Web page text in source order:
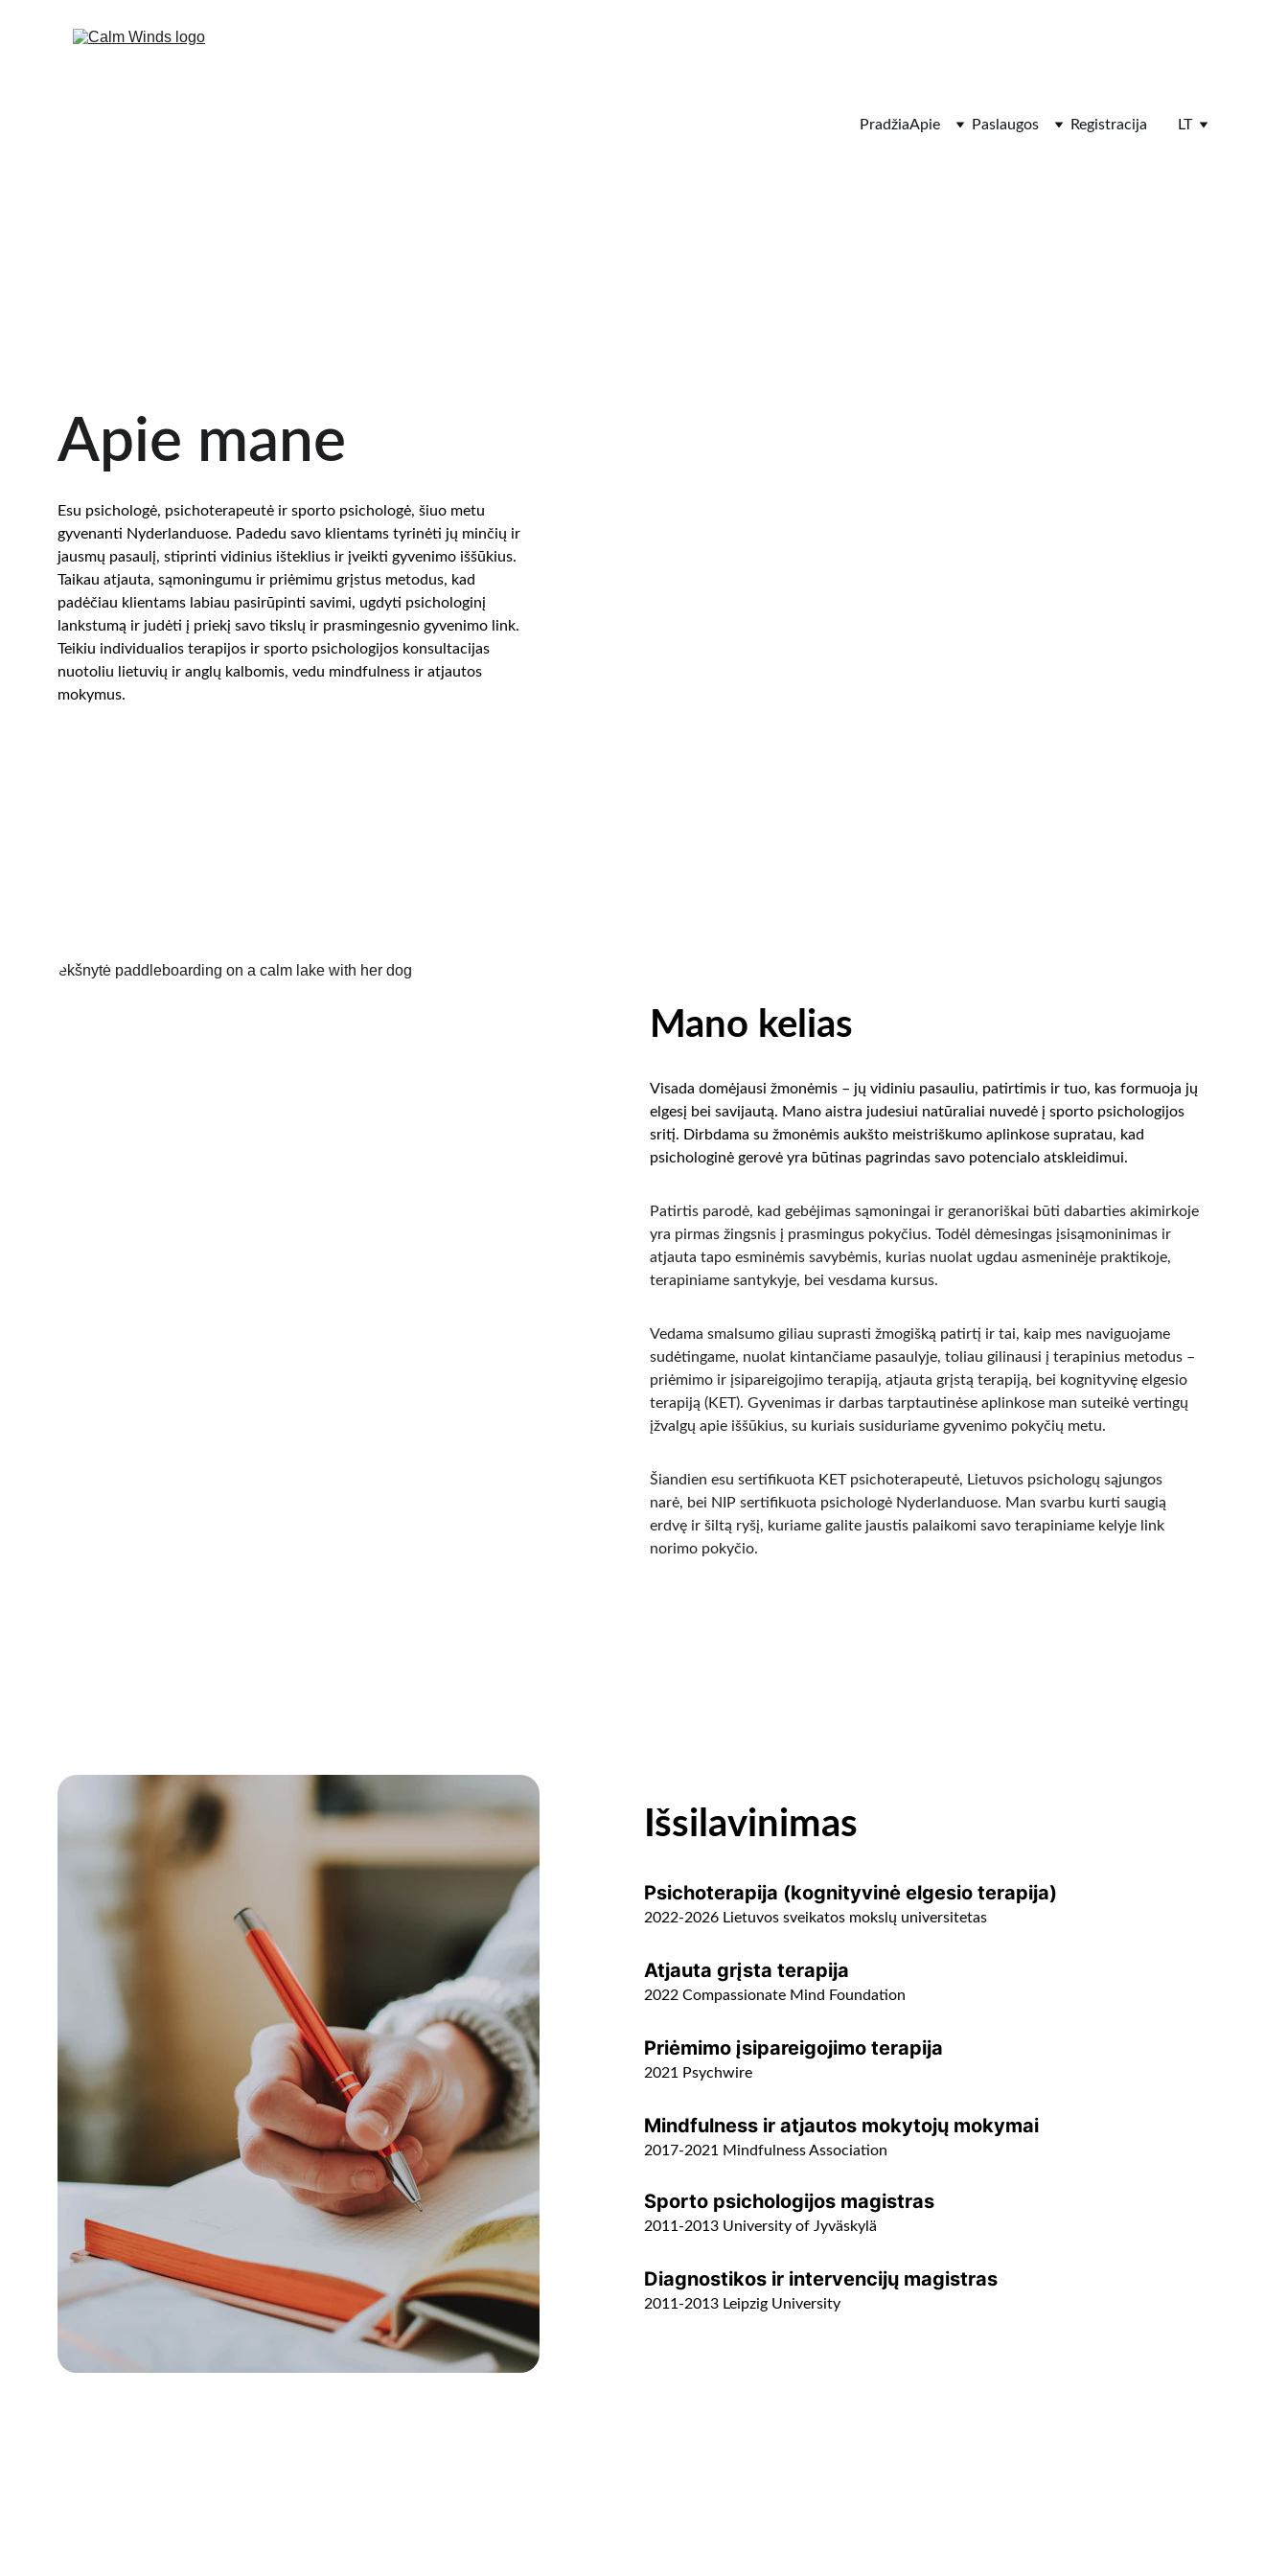
PradžiaApie Paslaugos Registracija LT
Apie mane
Esu psichologė, psichoterapeutė ir sporto psichologė, šiuo metu
gyvenanti Nyderlanduose. Padedu savo klientams tyrinėti jų minčių ir
jausmų pasaulį, stiprinti vidinius išteklius ir įveikti gyvenimo iššūkius.
Taikau atjauta, sąmoningumu ir priėmimu grįstus metodus, kad
padėčiau klientams labiau pasirūpinti savimi, ugdyti psichologinį
lankstumą ir judėti į priekį savo tikslų ir prasmingesnio gyvenimo link.
Teikiu individualios terapijos ir sporto psichologijos konsultacijas
nuotoliu lietuvių ir anglų kalbomis, vedu mindfulness ir atjautos
mokymus.
Mano kelias
Visada domėjausi žmonėmis – jų vidiniu pasauliu, patirtimis ir tuo, kas formuoja jų
elgesį bei savijautą. Mano aistra judesiui natūraliai nuvedė į sporto psichologijos
sritį. Dirbdama su žmonėmis aukšto meistriškumo aplinkose supratau, kad
psichologinė gerovė yra būtinas pagrindas savo potencialo atskleidimui.
Patirtis parodė, kad gebėjimas sąmoningai ir geranoriškai būti dabarties akimirkoje
yra pirmas žingsnis į prasmingus pokyčius. Todėl dėmesingas įsisąmoninimas ir
atjauta tapo esminėmis savybėmis, kurias nuolat ugdau asmeninėje praktikoje,
terapiniame santykyje, bei vesdama kursus.
Vedama smalsumo giliau suprasti žmogišką patirtį ir tai, kaip mes naviguojame
sudėtingame, nuolat kintančiame pasaulyje, toliau gilinausi į terapinius metodus –
priėmimo ir įsipareigojimo terapiją, atjauta grįstą terapiją, bei kognityvinę elgesio
terapiją (KET). Gyvenimas ir darbas tarptautinėse aplinkose man suteikė vertingų
įžvalgų apie iššūkius, su kuriais susiduriame gyvenimo pokyčių metu.
Šiandien esu sertifikuota KET psichoterapeutė, Lietuvos psichologų sąjungos
narė, bei NIP sertifikuota psichologė Nyderlanduose. Man svarbu kurti saugią
erdvę ir šiltą ryšį, kuriame galite jaustis palaikomi savo terapiniame kelyje link
norimo pokyčio.
Išsilavinimas
Psichoterapija (kognityvinė elgesio terapija)
2022-2026 Lietuvos sveikatos mokslų universitetas
Atjauta grįsta terapija
2022 Compassionate Mind Foundation
Mindfulness ir atjautos mokytojų mokymai
2021 Psychwire
Priėmimo įsipareigojimo terapija
2017-2021 Mindfulness Association
Sporto psichologijos magistras
2011-2013 University of Jyväskylä
Diagnostikos ir intervencijų magistras
2011-2013 Leipzig University